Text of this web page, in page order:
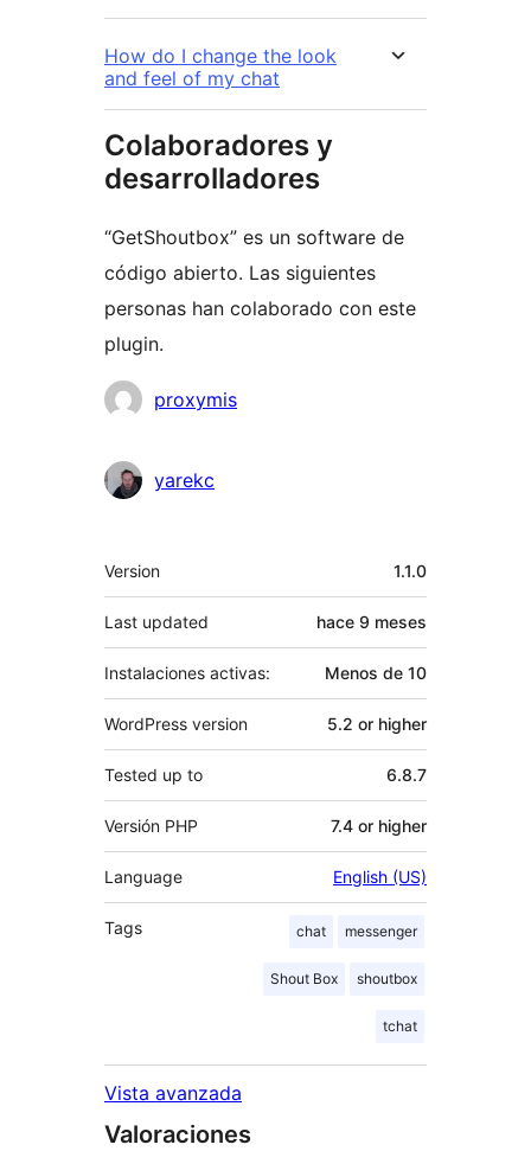
How do I change the look
and feel of my chat
Colaboradores y
desarrolladores
“GetShoutbox” es un software de
código abierto. Las siguientes
personas han colaborado con este
plugin.
Colaboradores
proxymis
yarekc
Meta
Version 1.1.0
Last updated hace 9 meses
Instalaciones activas: Menos de 10
WordPress version 5.2 or higher
Tested up to 6.8.7
Versión PHP 7.4 or higher
Language English (US)
Tags chat messenger
Shout Box shoutbox
tchat
Vista avanzada
Valoraciones